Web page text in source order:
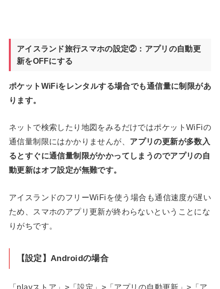
アイスランド旅行スマホの設定②：アプリの自動更
新をOFFにする
ポケットWiFiをレンタルする場合でも通信量に制限があ
ります。
ネットで検索したり地図をみるだけではポケットWiFiの
通信量制限にはかかりませんが、 アプリの更新が多数入
るとすぐに通信量制限がかかってしまうのでアプリの自
動更新はオフ設定が無難です。
アイスランドのフリーWiFiを使う場合も通信速度が遅い
ため、スマホのアプリ更新が終わらないということにな
りがちです。
【設定】Androidの場合
「playストア」>「設定」>「アプリの自動更新」>「ア